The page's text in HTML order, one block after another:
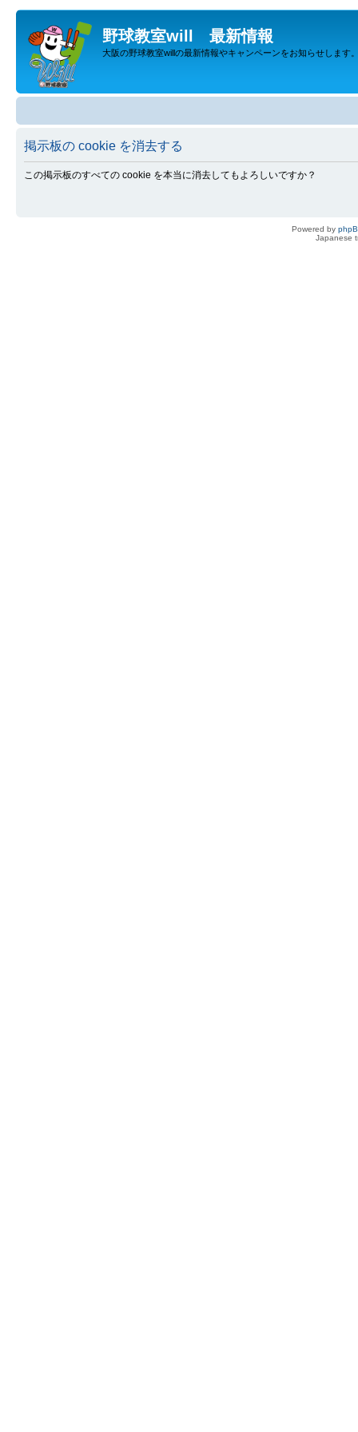
野球教室will 最新情報
大阪の野球教室willの最新情報やキャンペーンをお知らせします
掲示板の cookie を消去する
この掲示板のすべての cookie を本当に消去してもよろしいですか？
Powered by
Japanese